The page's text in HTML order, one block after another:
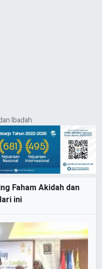
Ibadah
Faham Akidah dan
ini